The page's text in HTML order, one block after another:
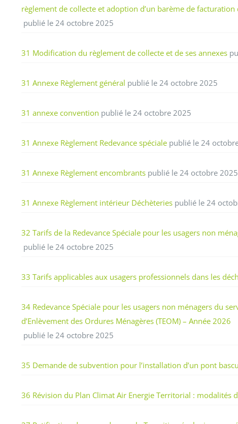
règlement de collecte et adoption d’un barème de
publié le 24 octobre 2025
31 Modification du règlement de collecte et de ses annexes
31 Annexe Règlement général publié le 24 octobre 2025
31 annexe convention publié le 24 octobre 2025
31 Annexe Règlement Redevance spéciale publié le 24
31 Annexe Règlement encombrants publié le 24 octobre 2025
31 Annexe Règlement intérieur Déchèteries publié le 24
32 Tarifs de la Redevance Spéciale pour les usagers non
publié le 24 octobre 2025
33 Tarifs applicables aux usagers professionnels dans les
34 Redevance Spéciale pour les usagers non ménagers du
d’Enlèvement des Ordures Ménagères (TEOM) – Année 2026
publié le 24 octobre 2025
35 Demande de subvention pour l’installation d’un pont
36 Révision du Plan Climat Air Energie Territorial : modalités